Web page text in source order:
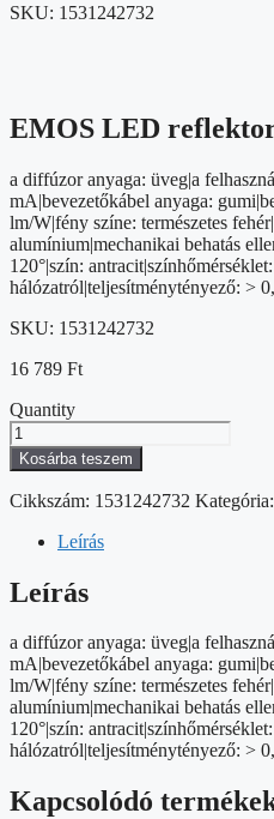
SKU: 1531242732
EMOS LED
a diffúzor anyaga: üveg|a
mA|bevezetőkábel anyaga:
lm/W|fény színe: természetes
alumínium|mechanikai behatás
120°|szín:
hálózatról|teljesítménytényező: >
SKU: 1531242732
16 789 Ft
Quantity
EMOS
LED
reflektor
INOVO
3300lm
IP65
term.
mennyiség
Kosárba teszem
Cikkszám: 1531242732 Kategória:
Leírás
Leírás
a diffúzor anyaga: üveg|a
mA|bevezetőkábel anyaga:
lm/W|fény színe: természetes
alumínium|mechanikai behatás
120°|szín:
hálózatról|teljesítménytényező: >
Kapcsolódó